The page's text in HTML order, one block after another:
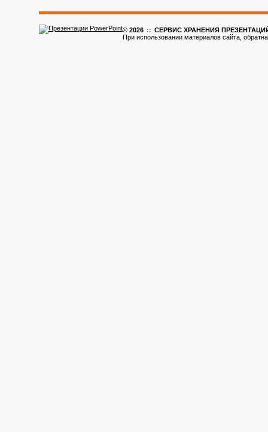
© 2026 :: CЕРВИС ХРАНЕНИЯ ПРЕЗЕНТАЦИЙ
При использовании материалов сайта,